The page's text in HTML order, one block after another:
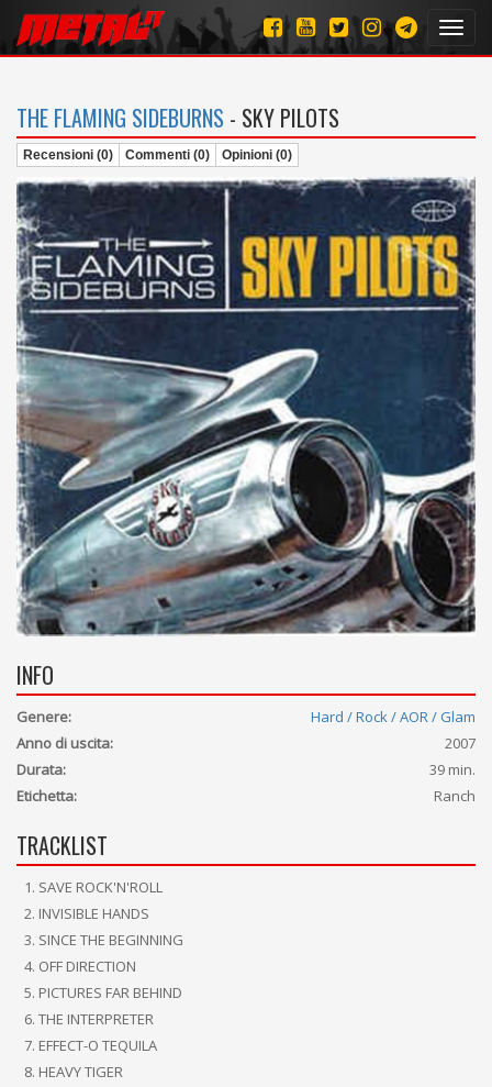
THE FLAMING SIDEBURNS - SKY PILOTS
Recensioni (0) Commenti (0) Opinioni (0)
INFO
Genere:
Hard / Rock / AOR / Glam
Anno di uscita:
2007
Durata:
39 min.
Etichetta:
Ranch
TRACKLIST
SAVE ROCK'N'ROLL
INVISIBLE HANDS
SINCE THE BEGINNING
OFF DIRECTION
PICTURES FAR BEHIND
THE INTERPRETER
EFFECT-O TEQUILA
HEAVY TIGER